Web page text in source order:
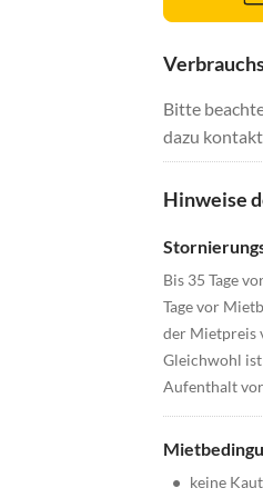
Bitte
dazu
Hinweise
Bis 35 Tage
Tage vor
der Mietpreis
Gleichwohl
Aufenthalt
• keine